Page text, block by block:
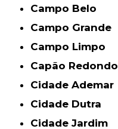
Campo Belo
Campo Grande
Campo Limpo
Capão Redondo
Cidade Ademar
Cidade Dutra
Cidade Jardim